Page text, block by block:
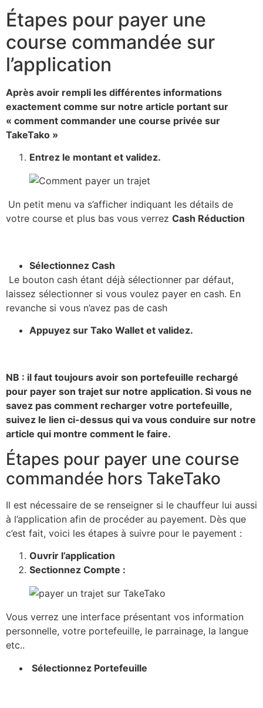
Étapes pour payer une
course commandée sur
l’application
Après avoir rempli les différentes informations
exactement comme sur notre article portant sur
« comment commander une course privée sur
TakeTako »
Entrez le montant et validez.
Un petit menu va s’afficher indiquant les détails de
votre course et plus bas vous verrez Cash Réduction
Sélectionnez Cash
Le bouton cash étant déjà sélectionner par défaut,
laissez sélectionner si vous voulez payer en cash. En
revanche si vous n’avez pas de cash
Appuyez sur Tako Wallet et validez.
NB : il faut toujours avoir son portefeuille rechargé
pour payer son trajet sur notre application. Si vous ne
savez pas comment recharger votre portefeuille,
suivez le lien ci-dessus qui va vous conduire sur notre
article qui montre comment le faire.
Étapes pour payer une course
commandée hors TakeTako
Il est nécessaire de se renseigner si le chauffeur lui aussi
à l’application afin de procéder au payement. Dès que
c’est fait, voici les étapes à suivre pour le payement :
Ouvrir l’application
Sectionnez Compte :
Vous verrez une interface présentant vos information
personnelle, votre portefeuille, le parrainage, la langue
etc..
Sélectionnez Portefeuille